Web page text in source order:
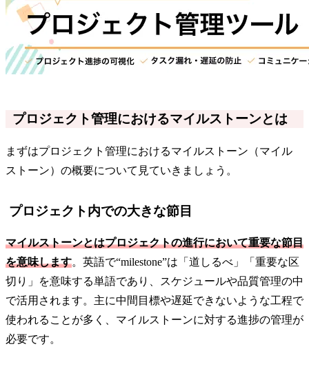
プロジェクト管理におけるマイルストーンとは
まずはプロジェクト管理におけるマイルストーン（マイル
ストーン）の概要について見ていきましょう。
プロジェクト内での大きな節目
マイルストーンとはプロジェクトの進行において重要な節目
を意味します。英語で“milestone”は「道しるべ」「重要な区
切り」を意味する単語であり、スケジュールや品質管理の中
で活用されます。主に中間目標や遅延できないような工程で
使われることが多く、マイルストーンに対する進捗の管理が
必要です。